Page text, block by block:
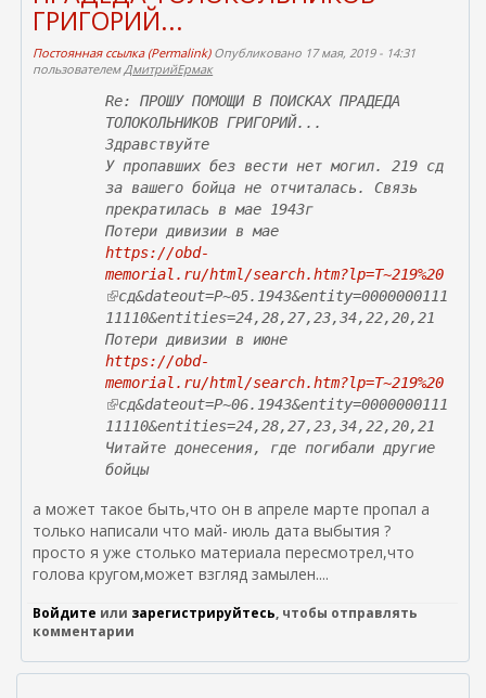
ГРИГОРИЙ...
Постоянная ссылка (Permalink)Опубликовано 17 мая, 2019 - 14:31
пользователемДмитрийЕрмак
Re: ПРОШУ ПОМОЩИ В ПОИСКАХ ПРАДЕДА
ТОЛОКОЛЬНИКОВ ГРИГОРИЙ...
Здравствуйте
У пропавших без вести нет могил. 219 сд
за вашего бойца не отчиталась. Связь
прекратилась в мае 1943г
Потери дивизии в мае
https://obd-
memorial.ru/html/search.htm?lp=T~219%20
(
в
н
е
ш
н
я
я
с
ы
л
к
а
сд&dateout=P~05.1943&entity=0000000111
11110&entities=24,28,27,23,34,22,20,21
Потери дивизии в июне
https://obd-
memorial.ru/html/search.htm?lp=T~219%20
(
в
н
е
н
я
я
с
ы
л
к
сд&dateout=P~06.1943&entity=0000000111
11110&entities=24,28,27,23,34,22,20,21
Читайте донесения, где погибали другие
бойцы
а может такое быть,что он в апреле марте пропал а
только написали что май- июль дата выбытия ?
просто я уже столько материала пересмотрел,что
голова кругом,может взгляд замылен....
Войдите или зарегистрируйтесь, чтобы отправлять
комментарии